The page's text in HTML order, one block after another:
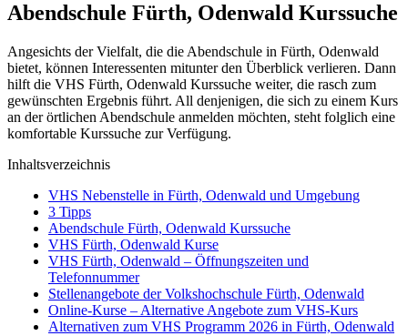
Abendschule Fürth, Odenwald Kurssuche
Angesichts der Vielfalt, die die Abendschule in Fürth, Odenwald
bietet, können Interessenten mitunter den Überblick verlieren. Dann
hilft die VHS Fürth, Odenwald Kurssuche weiter, die rasch zum
gewünschten Ergebnis führt. All denjenigen, die sich zu einem Kurs
an der örtlichen Abendschule anmelden möchten, steht folglich eine
komfortable Kurssuche zur Verfügung.
Inhaltsverzeichnis
VHS Nebenstelle in Fürth, Odenwald und Umgebung
3 Tipps
Abendschule Fürth, Odenwald Kurssuche
VHS Fürth, Odenwald Kurse
VHS Fürth, Odenwald – Öffnungszeiten und
Telefonnummer
Stellenangebote der Volkshochschule Fürth, Odenwald
Online-Kurse – Alternative Angebote zum VHS-Kurs
Alternativen zum VHS Programm 2026 in Fürth, Odenwald